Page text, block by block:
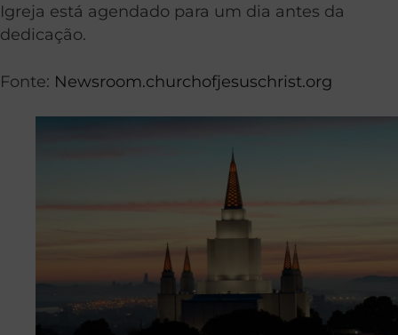
Igreja está agendado para um dia antes da
dedicação.
Fonte: Newsroom.churchofjesuschrist.org